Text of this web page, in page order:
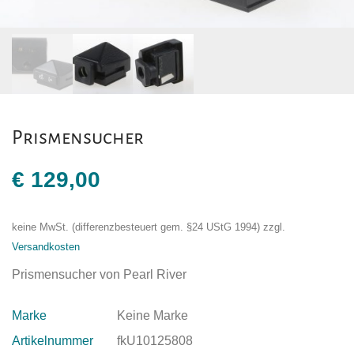
Prismensucher
€ 129,00
keine MwSt. (differenzbesteuert gem. §24 UStG 1994) zzgl.
Versandkosten
Prismensucher von Pearl River
Marke
Keine Marke
Artikelnummer
fkU10125808